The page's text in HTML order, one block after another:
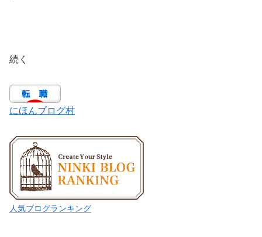
続く
にほんブログ村
人気ブログランキング